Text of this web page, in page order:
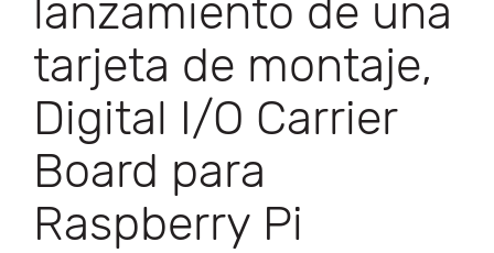
lanzamiento de una
tarjeta de montaje,
Digital I/O Carrier
Board para
Raspberry Pi